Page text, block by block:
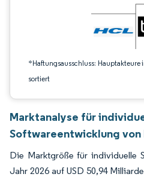
*Haftungsausschluss:
sortiert
Marktanalyse für
Softwareentwicklung
Die Marktgröße für individuelle
Jahr 2026 auf USD 50,94